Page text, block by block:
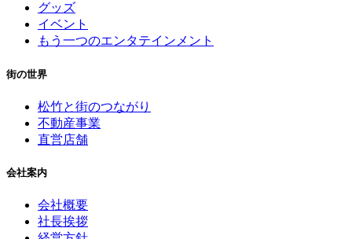
グッズ
イベント
もう一つのエンタテインメント
街の世界
松竹と街のつながり
不動産事業
直営店舗
会社案内
会社概要
社長挨拶